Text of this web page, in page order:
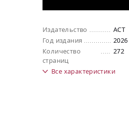
Издательство
АСТ
Год издания
2026
Количество
страниц
272
Все характеристики